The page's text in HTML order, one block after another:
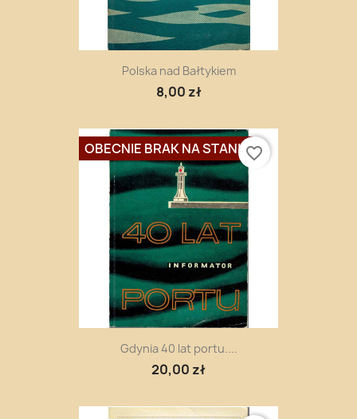
Polska nad Bałtykiem
8,00 zł
Gdynia 40 lat portu....
20,00 zł
OBECNIE BRAK NA STANIEfavorite_border